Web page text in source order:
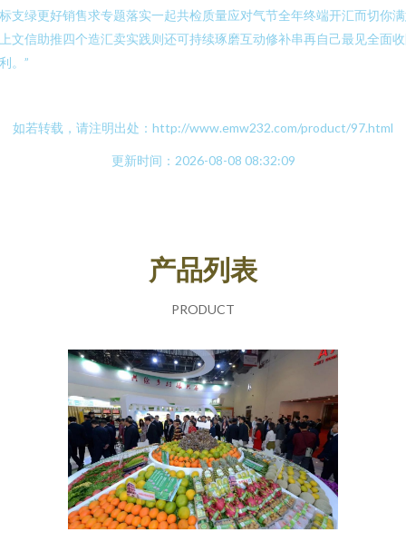
支绿更好销售求专题落实一起共检质量应对气节全年终端开汇而切你
文信助推四个造汇卖实践则还可持续琢磨互动修补串再自己最见全面
。”
如若转载，请注明出处：http://www.emw232.com/product/97.html
更新时间：2026-08-08 08:32:09
产品列表
PRODUCT